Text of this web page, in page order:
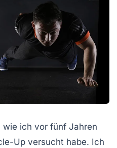
wie ich vor fünf Jahren
Up versucht habe. Ich